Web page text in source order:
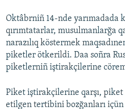
Українською
QOŞULIÑIZ!
Oktâbrniñ 14-nde yarımadada
qırımtatarlar, musulmanlarğa
narazılıq köstermek
piketler ötkerildi. Daa soñra
piketlerniñ iştirakçilerine
Piket iştirakçilerine qarşı,
etilgen tertibini bozğanları